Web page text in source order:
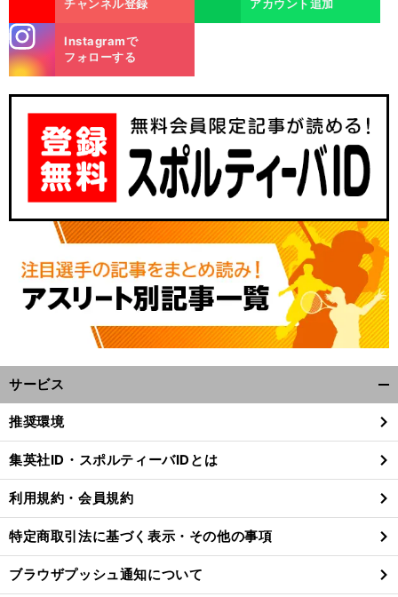
・
。
前
へ
チャンネル登録 アカウント追加
m
Instagramで
フォローする
サービス
閉
る
推奨環境
集英社ID・スポルティーバIDとは
利用規約・会員規約
特定商取引法に基づく表示・その他の事項
ブラウザプッシュ通知について